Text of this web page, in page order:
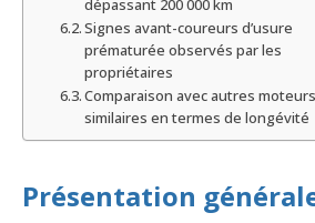
dépassant 200 000 km
Signes avant-coureurs d’usure
prématurée observés par les
propriétaires
Comparaison avec autres moteurs
similaires en termes de longévité
Présentation